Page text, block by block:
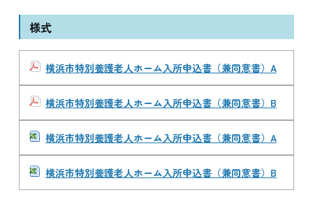
様式
横浜市特別養護老人ホーム入所申込書（兼同意書）A
横浜市特別養護老人ホーム入所申込書（兼同意書）B
横浜市特別養護老人ホーム入所申込書（兼同意書）A
横浜市特別養護老人ホーム入所申込書（兼同意書）B